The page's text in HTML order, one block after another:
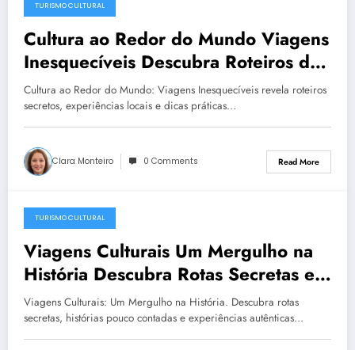
December 23, 2025
TURISMO CULTURAL
Cultura ao Redor do Mundo Viagens
Inesquecíveis Descubra Roteiros de
Turismo Cultural, Experiências Locais
e Dicas Imperdíveis
Cultura ao Redor do Mundo: Viagens Inesquecíveis revela roteiros
secretos, experiências locais e dicas práticas…
Clara Monteiro 0 Comments Read More
December 23, 2025
TURISMO CULTURAL
Viagens Culturais Um Mergulho na
História Descubra Rotas Secretas e
Experiências Autênticas de Turismo
Cultural
Viagens Culturais: Um Mergulho na História. Descubra rotas
secretas, histórias pouco contadas e experiências autênticas…